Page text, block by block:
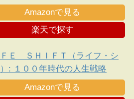
Amazonで見る
楽天で探す
ＦＥ ＳＨＩＦＴ（ライフ・シ
: １００年時代の人生戦略
Amazonで見る